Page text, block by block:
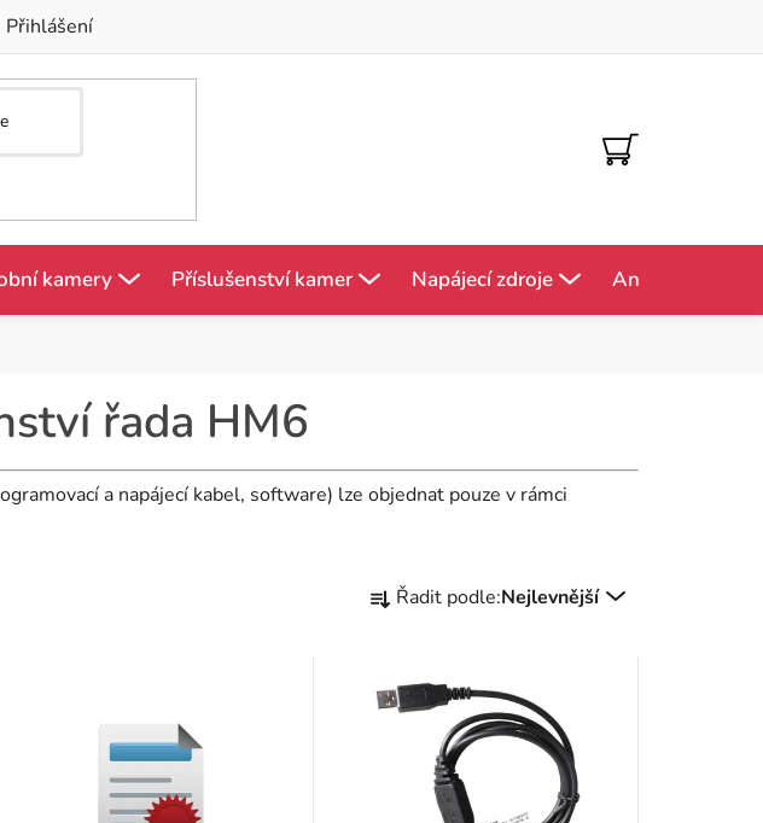
Přihlášení
NÁKUPNÍ
KOŠÍK
kamery Příslušenství kamer Napájecí zdroje Antény
řada HM6
a napájecí kabel, software) lze objednat pouze v rámci
Ř
z
Řadit podle:Nejlevnější